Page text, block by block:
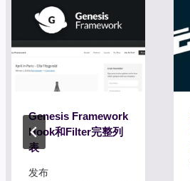
Genesis Framework
Hook和Filter完整列
表
发布